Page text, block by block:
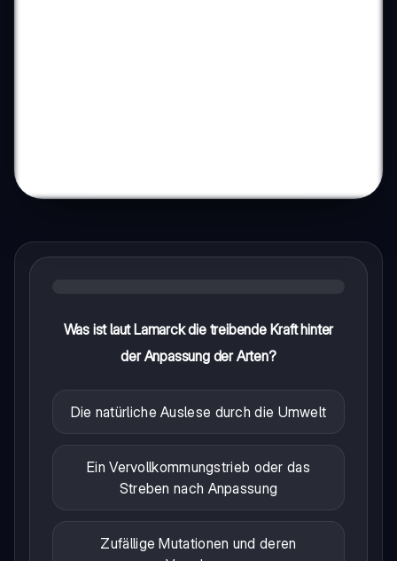
Was ist laut Lamarck die treibende Kraft hinter
der Anpassung der Arten?
Die natürliche Auslese durch die Umwelt
Ein Vervollkommungstrieb oder das
Streben nach Anpassung
Zufällige Mutationen und deren